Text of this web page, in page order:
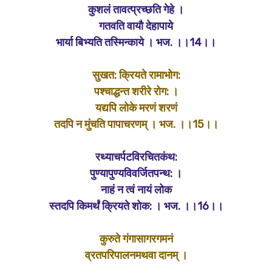
कुशलं तावत्प्रच्छति गेहे ।
गतवति वायौ देहापाये
भार्या बिभ्यति तस्मिन्काये । भज. ।।14।।
सुखत: क्रियते रामाभोग:
पश्चाद्धन्त शरीरे रोग: ।
यद्यपि लोके मरणं शरणं
तदपि न मुंचति पापाचरणम् । भज. ।।15।।
रथ्याचर्पटविरचितकंथ:
पुण्यापुण्यविवर्जितपन्थ: ।
नाहं न त्वं नायं लोक
स्तदपि किमर्थं क्रियते शोक: । भज. ।।16।।
कुरुते गंगासागरगमनं
व्रतपरिपालनमथवा दानम् ।